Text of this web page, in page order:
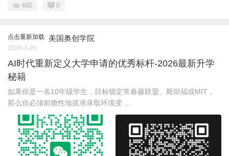
480 0
点击重新加载 美国奥创学院
2026-3-26
AI时代重新定义大学申请的优秀标杆-2026最新升学
秘籍
如果你是一名10年级学生，目标锁定常春藤联盟、斯坦福或MIT，
那么你必须前瞻性地抓准录取环境变 ...